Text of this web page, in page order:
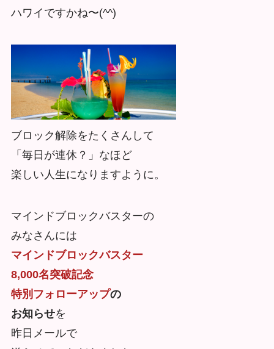
ハワイですかね〜(^^)
ブロック解除をたくさんして
「毎日が連休？」なほど
楽しい人生になりますように。
マインドブロックバスターの
みなさんには
マインドブロックバスター
8,000名突破記念
特別フォローアップの
お知らせを
昨日メールで